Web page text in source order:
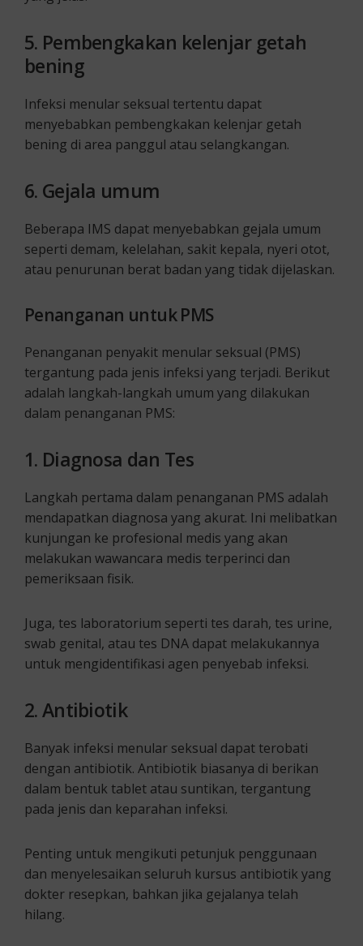
5. Pembengkakan kelenjar getah
bening
Infeksi menular seksual tertentu dapat
menyebabkan pembengkakan kelenjar getah
bening di area panggul atau selangkangan.
6. Gejala umum
Beberapa IMS dapat menyebabkan gejala umum
seperti demam, kelelahan, sakit kepala, nyeri otot,
atau penurunan berat badan yang tidak dijelaskan.
Penanganan untuk PMS
Penanganan penyakit menular seksual (PMS)
tergantung pada jenis infeksi yang terjadi. Berikut
adalah langkah-langkah umum yang dilakukan
dalam penanganan PMS:
1. Diagnosa dan Tes
Langkah pertama dalam penanganan PMS adalah
mendapatkan diagnosa yang akurat. Ini melibatkan
kunjungan ke profesional medis yang akan
melakukan wawancara medis terperinci dan
pemeriksaan fisik.
Juga, tes laboratorium seperti tes darah, tes urine,
swab genital, atau tes DNA dapat melakukannya
untuk mengidentifikasi agen penyebab infeksi.
2.Antibiotik
Banyak infeksi menular seksual dapat terobati
dengan antibiotik. Antibiotik biasanya di berikan
dalam bentuk tablet atau suntikan, tergantung
pada jenis dan keparahan infeksi.
Penting untuk mengikuti petunjuk penggunaan
dan menyelesaikan seluruh kursus antibiotik yang
dokter resepkan, bahkan jika gejalanya telah
hilang.